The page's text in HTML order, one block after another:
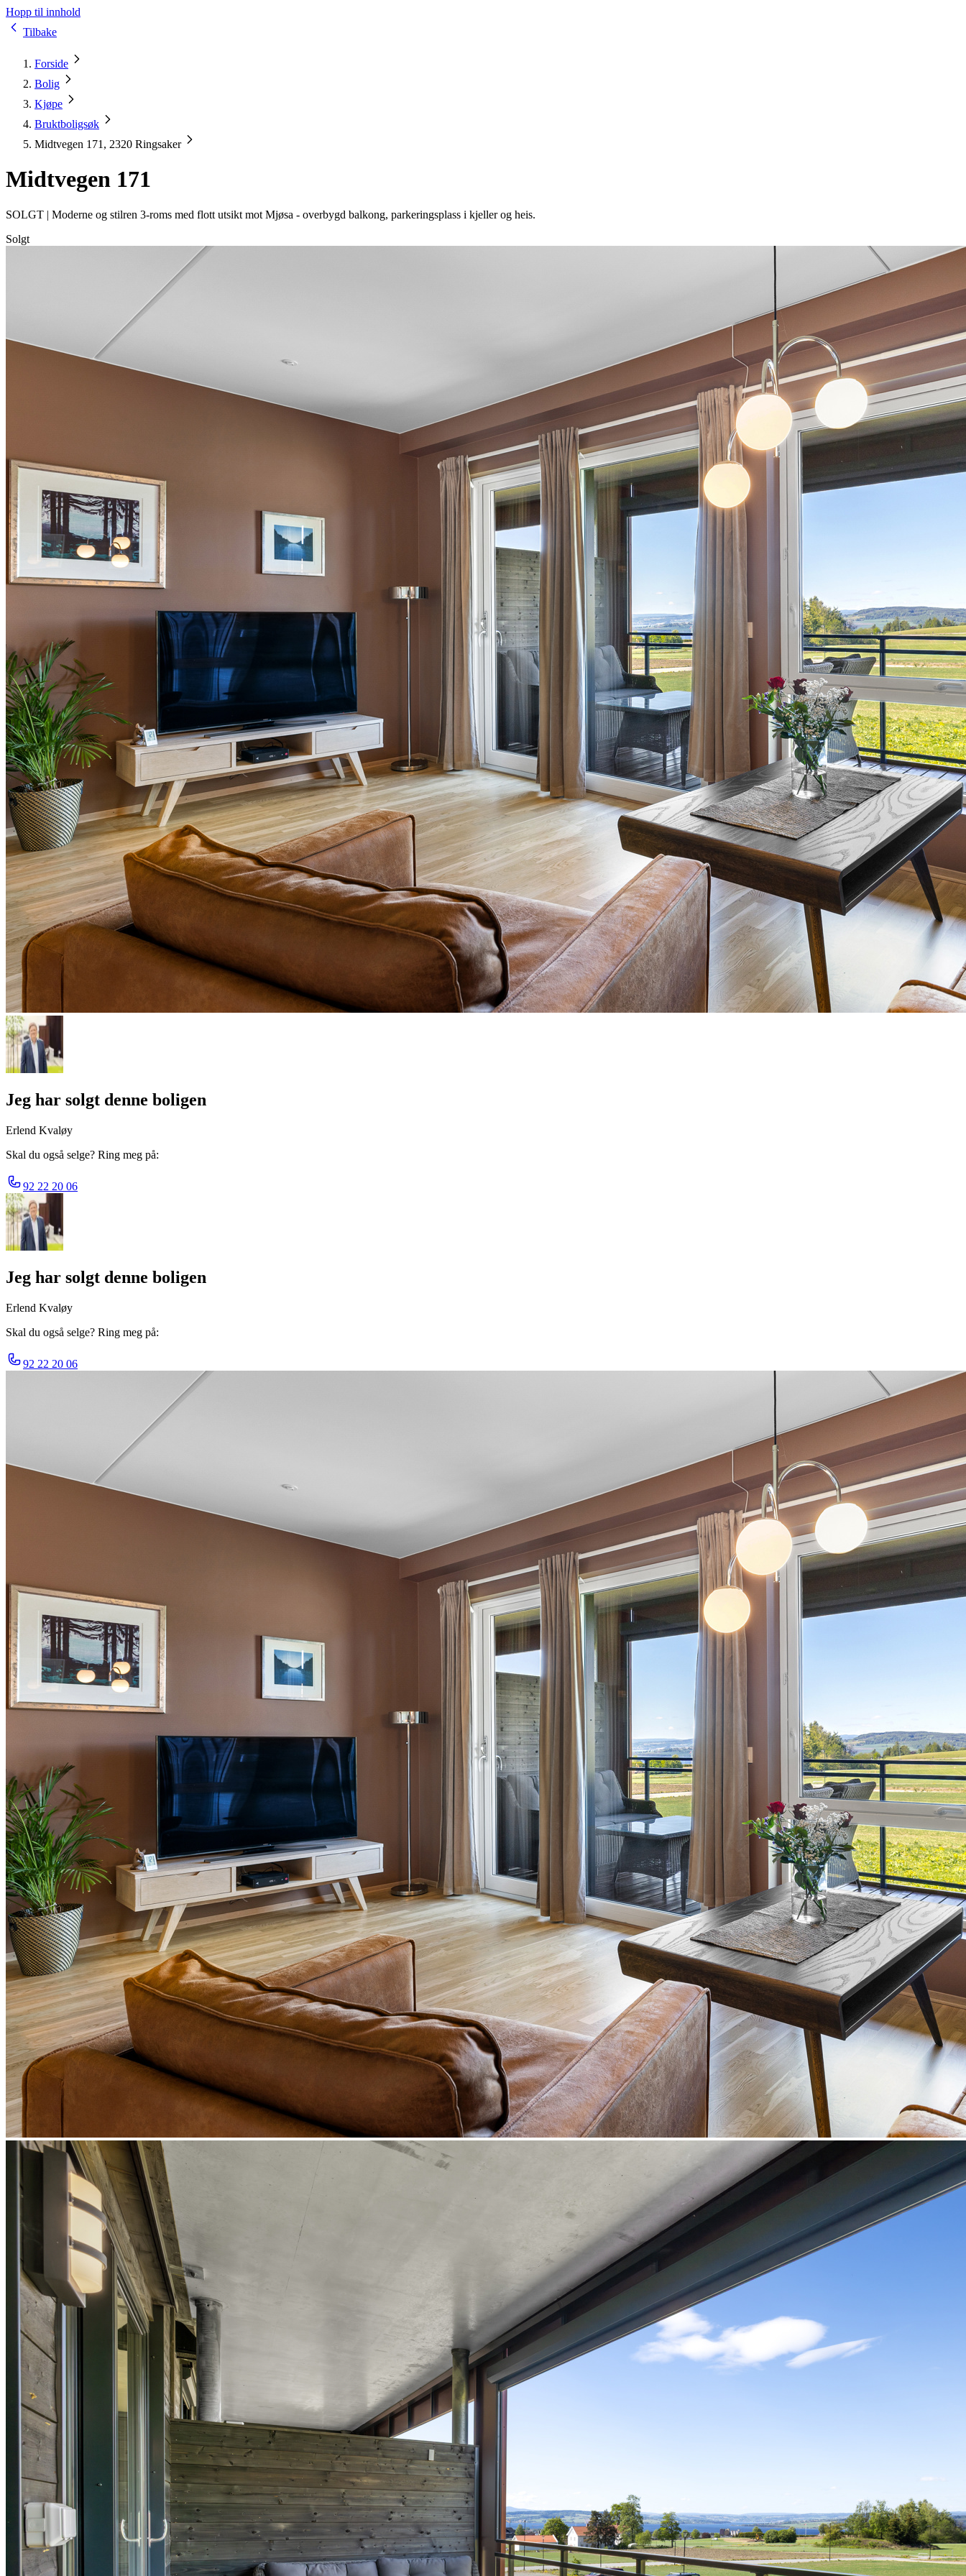
Hopp til innhold
Tilbake
Forside
Bolig
Kjøpe
Bruktboligsøk
Midtvegen 171, 2320 Ringsaker
Midtvegen 171
SOLGT | Moderne og stilren 3-roms med flott utsikt mot Mjøsa - overbygd balkong, parkeringsplass i kjeller og heis.
Solgt
Jeg har solgt denne boligen
Erlend Kvaløy
Skal du også selge? Ring meg på:
92 22 20 06
Jeg har solgt denne boligen
Erlend Kvaløy
Skal du også selge? Ring meg på:
92 22 20 06